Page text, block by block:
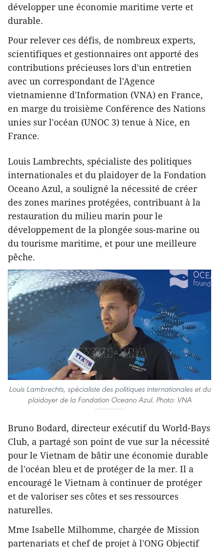
développer une économie maritime verte et
durable.
Pour relever ces défis, de nombreux experts,
scientifiques et gestionnaires ont apporté des
contributions précieuses lors d'un entretien
avec un correspondant de l'Agence
vietnamienne d'Information (VNA) en France,
en marge du troisième Conférence des Nations
unies sur l'océan (UNOC 3) tenue à Nice, en
France.
Louis Lambrechts, spécialiste des politiques
internationales et du plaidoyer de la Fondation
Oceano Azul, a souligné la nécessité de créer
des zones marines protégées, contribuant à la
restauration du milieu marin pour le
développement de la plongée sous-marine ou
du tourisme maritime, et pour une meilleure
pêche.
Louis Lambrechts, spécialiste des politiques internationales et du
plaidoyer de la Fondation Oceano Azul. Photo: VNA
Bruno Bodard, directeur exécutif du World-Bays
Club, a partagé son point de vue sur la nécessité
pour le Vietnam de bâtir une économie durable
de l'océan bleu et de protéger de la mer. Il a
encouragé le Vietnam à continuer de protéger
et de valoriser ses côtes et ses ressources
naturelles.
Mme Isabelle Milhomme, chargée de Mission
partenariats et chef de projet à l'ONG Objectif